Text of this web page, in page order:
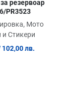
резервоар
PR3523
Мото
и Стикери
102,00 лв.